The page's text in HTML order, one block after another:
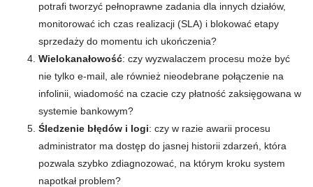
potrafi tworzyć pełnoprawne zadania dla innych działów,
monitorować ich czas realizacji (SLA) i blokować etapy
sprzedaży do momentu ich ukończenia?
Wielokanałowość: czy wyzwalaczem procesu może być
nie tylko e-mail, ale również nieodebrane połączenie na
infolinii, wiadomość na czacie czy płatność zaksięgowana w
systemie bankowym?
Śledzenie błędów i logi: czy w razie awarii procesu
administrator ma dostęp do jasnej historii zdarzeń, która
pozwala szybko zdiagnozować, na którym kroku system
napotkał problem?